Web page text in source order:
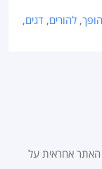
הופך,להורים, דגים,
האתר אחראית על